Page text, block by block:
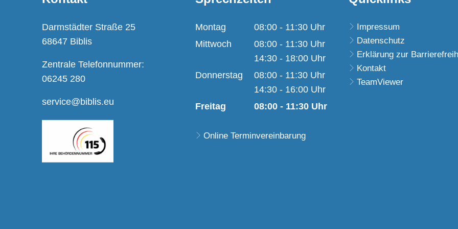
Darmstädter Straße 25
68647 Biblis
Zentrale Telefonnummer:
06245 280
service@biblis.eu
Montag 08:00 - 11:30 Uhr
Von 08:00 bis 11:30 Uhr
Mittwoch 08:00 - 11:30 Uhr
Von 08:00 bis 11:30 Uhr
14:30 - 18:00 Uhr
Von 14:30 bis 18:00 Uhr
Donnerstag 08:00 - 11:30 Uhr
Von 08:00 bis 11:30 Uhr
14:30 - 16:00 Uhr
Von 14:30 bis 16:00 Uhr
Freitag 08:00 - 11:30 Uhr
Online Terminvereinbarung
Impressum
Datenschutz
Erklärung zur
Kontakt
TeamViewer